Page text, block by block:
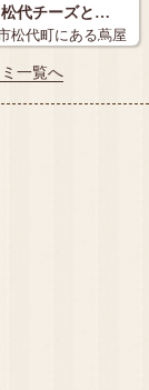
代チーズと…
松代町にある蔦屋
一覧へ